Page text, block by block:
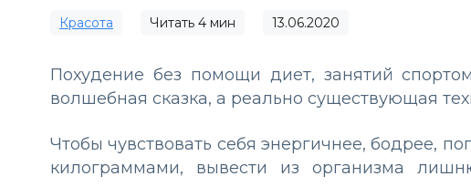
Красота Читать 4 мин 13.06.2020
Похудение без помощи диет, занятий
волшебная сказка, а реально существующая
Чтобы чувствовать себя энергичнее, бодрее,
килограммами, вывести из организма